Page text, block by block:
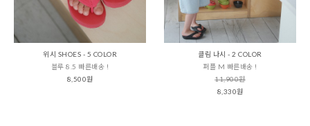
위시 SHOES - 5 COLOR
블루 8.5 빠른배송 !
8,500원
클림 나시 - 2 COLOR
퍼플 M 빠른배송 !
11,900원
8,330원